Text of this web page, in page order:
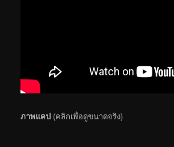
ภาพแคป (คลิกเพื่อดูขนาดจริง)